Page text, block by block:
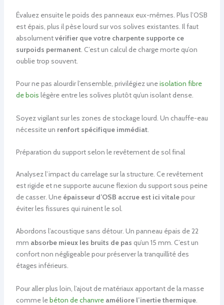
Évaluez ensuite le poids des panneaux eux-mêmes. Plus l’OSB
est épais, plus il pèse lourd sur vos solives existantes. Il faut
absolumentvérifier que votre charpente supporte ce
surpoids permanent. C’est un calcul de charge morte qu’on
oublie trop souvent.
Pour ne pas alourdir l’ensemble, privilégiez uneisolation fibre
de bois légère entre les solives plutôt qu’un isolant dense.
Soyez vigilant sur les zones de stockage lourd. Un chauffe-eau
nécessite un renfort spécifique immédiat.
Préparation du support selon le revêtement de sol final
Analysez l’impact du carrelage sur la structure. Ce revêtement
est rigide et ne supporte aucune flexion du support sous peine
de casser. Une épaisseur d’OSB accrue est ici vitalepour
éviter les fissures qui ruinent le sol.
Abordons l’acoustique sans détour. Un panneau épais de 22
mm absorbe mieux les bruits de pas qu’un 15 mm. C’est un
confort non négligeable pour préserver la tranquillité des
étages inférieurs.
Pour aller plus loin, l’ajout de matériaux apportant de la masse
comme lebéton de chanvre améliore l’inertie thermique.